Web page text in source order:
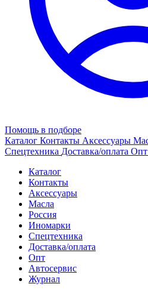
Помощь в подборе
Каталог Контакты Аксессуары
Спецтехника Доставка/оплата Опт
Каталог
Контакты
Аксессуары
Масла
Россия
Иномарки
Спецтехника
Доставка/оплата
Опт
Автосервис
Журнал